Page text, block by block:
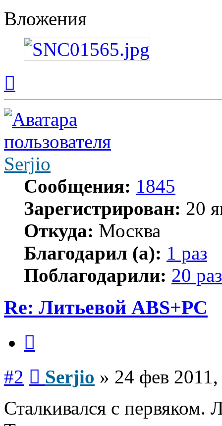
Вложения
началу
Serjio
Сообщения: 1845
Зарегистрирован: 20
Откуда: Москва
Благодарил (а): 1 раз
Поблагодарили: 20 раз
Re: Литьевой ABS+PC
#2 Serjio » 24 фев
Сталкивался с первяком.